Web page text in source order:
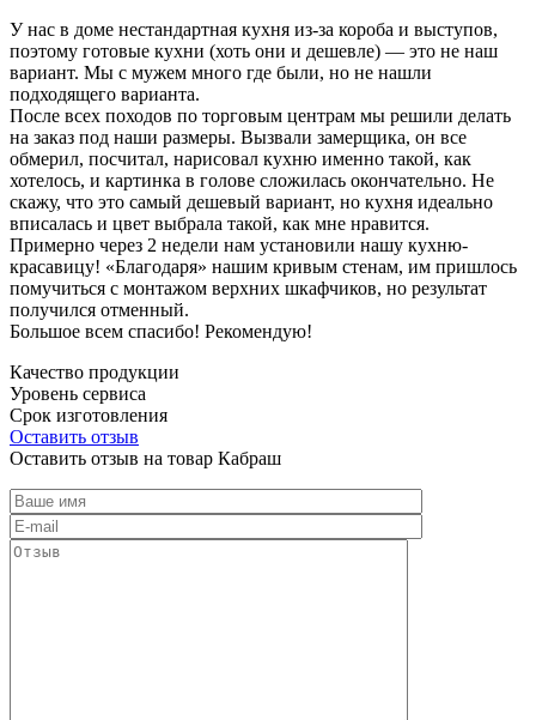
У нас в доме нестандартная кухня из-за короба и выступов,
поэтому готовые кухни (хоть они и дешевле) — это не наш
вариант. Мы с мужем много где были, но не нашли
подходящего варианта.
После всех походов по торговым центрам мы решили делать
на заказ под наши размеры. Вызвали замерщика, он все
обмерил, посчитал, нарисовал кухню именно такой, как
хотелось, и картинка в голове сложилась окончательно. Не
скажу, что это самый дешевый вариант, но кухня идеально
вписалась и цвет выбрала такой, как мне нравится.
Примерно через 2 недели нам установили нашу кухню-
красавицу! «Благодаря» нашим кривым стенам, им пришлось
помучиться с монтажом верхних шкафчиков, но результат
получился отменный.
Большое всем спасибо! Рекомендую!
Качество продукции
Уровень сервиса
Срок изготовления
Оставить отзыв
Оставить отзыв на товар Кабраш